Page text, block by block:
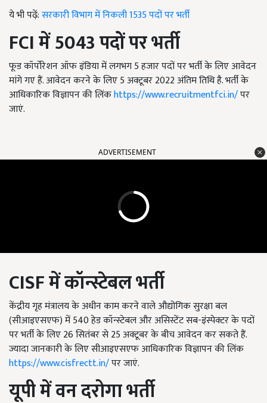
ये भी पढ़ें:सरकारी विभाग में निकली 1535 पदों पर भर्ती
FCIमें 5043 पदों पर भर्ती
फूड कॉर्पोरेशन ऑफ इंडिया में लगभग 5 हजार पदों पर भर्ती के लिए आवेदन
मांगे गए हैं. आवेदन करने के लिए 5 अक्टूबर 2022 अंतिम तिथि है. भर्ती के
आधिकारिक विज्ञापन की लिंकhttps://www.recruitmentfci.in/पर
जाएं.
ADVERTISEMENT
CISFमें कॉन्स्टेबल भर्ती
केंद्रीय गृह मंत्रालय के अधीन काम करने वाले औद्योगिक सुरक्षा बल
(सीआइएसएफ) में 540 हेड कॉन्स्टेबल और असिस्टेंट सब-इंस्पेक्टर के पदों
पर भर्ती के लिए 26 सितंबर से 25 अक्टूबर के बीच आवेदन कर सकते हैं.
ज्यादा जानकारी के लिए सीआइएसएफ आधिकारिक विज्ञापन की लिंक
https://www.cisfrectt.in/पर जाएं.
यूपी में वन दरोगा भर्ती